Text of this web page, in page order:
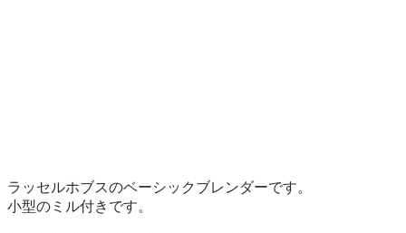
ラッセルホブスのベーシックブレンダーです。
小型のミル付きです。